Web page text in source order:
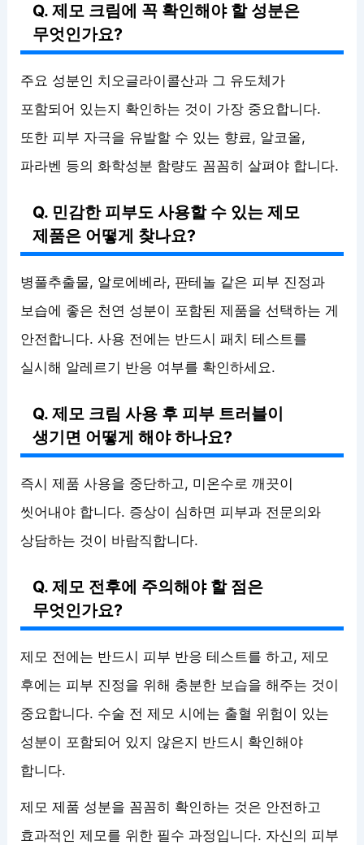
Q. 제모 크림에 꼭 확인해야 할 성분은
무엇인가요?
주요 성분인 치오글라이콜산과 그 유도체가
포함되어 있는지 확인하는 것이 가장 중요합니다.
또한 피부 자극을 유발할 수 있는 향료, 알코올,
파라벤 등의 화학성분 함량도 꼼꼼히 살펴야 합니다.
Q. 민감한 피부도 사용할 수 있는 제모
제품은 어떻게 찾나요?
병풀추출물, 알로에베라, 판테놀 같은 피부 진정과
보습에 좋은 천연 성분이 포함된 제품을 선택하는 게
안전합니다. 사용 전에는 반드시 패치 테스트를
실시해 알레르기 반응 여부를 확인하세요.
Q. 제모 크림 사용 후 피부 트러블이
생기면 어떻게 해야 하나요?
즉시 제품 사용을 중단하고, 미온수로 깨끗이
씻어내야 합니다. 증상이 심하면 피부과 전문의와
상담하는 것이 바람직합니다.
Q. 제모 전후에 주의해야 할 점은
무엇인가요?
제모 전에는 반드시 피부 반응 테스트를 하고, 제모
후에는 피부 진정을 위해 충분한 보습을 해주는 것이
중요합니다. 수술 전 제모 시에는 출혈 위험이 있는
성분이 포함되어 있지 않은지 반드시 확인해야
합니다.
제모 제품 성분을 꼼꼼히 확인하는 것은 안전하고
효과적인 제모를 위한 필수 과정입니다. 자신의 피부